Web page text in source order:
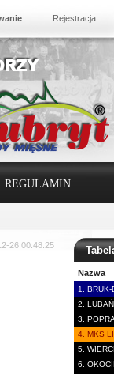
Rejestracja
REGULAMIN
Nazwa
1. BRUK-
2.
3.
4. MKS
5.
6.
26 00:48:25